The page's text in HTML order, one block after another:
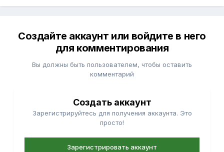
Создайте аккаунт или войдите в него
для комментирования
Вы должны быть пользователем, чтобы оставить
комментарий
Создать аккаунт
Зарегистрируйтесь для получения аккаунта. Это
просто!
Зарегистрировать аккаунт